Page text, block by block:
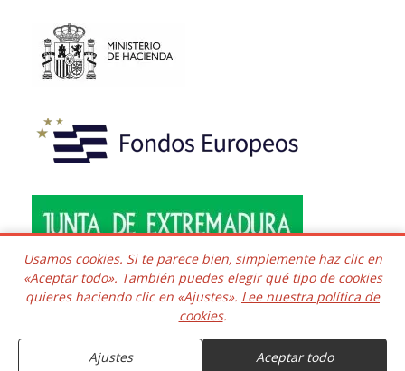
COMPRAR
Copyright © 2016 - 2026 Todos los derechos reservados.
Desarrollado e integrado
Kaframa Technology SL CIF B06758361. Poligono el Nevero
complejo Inmuba Albatros, Manzana 6 Nave 9, 06006,
Usamos cookies. Si te parece bien, simplemente haz clic en
«Aceptar todo». También puedes elegir qué tipo de cookies
quieres haciendo clic en «Ajustes». Lee nuestra política de
cookies.
Ajustes Aceptar todo